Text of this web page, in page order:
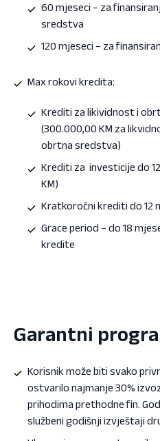
60 mjeseci – za
sredstva
120 mjeseci – za
Max rokovi kredita:
Krediti za likividnost i
(300.000,00 KM za
obrtna sredstva)
Krediti za investicije do
KM)
Kratkoročni krediti do 12
Grace period – do 18
kredite
Garantni
Korisnik može biti svako
ostvarilo najmanje 30%
prihodima prethodne fin.
službeni godišnji izvještaji